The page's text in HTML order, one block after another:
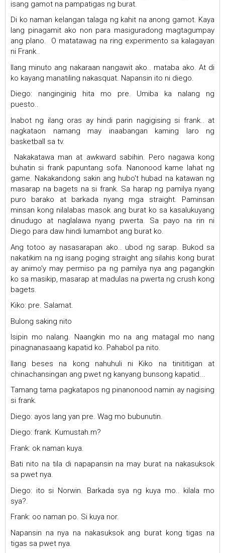
isang gamot na pampatigas ng burat.
Di ko naman kelangan talaga ng kahit na anong gamot. Kaya
lang pinagamit ako non para masiguradong magtagumpay
ang plano. O matatawag na ring experimento sa kalagayan
ni Frank..
Ilang minuto ang nakaraan nangawit ako.. mataba ako. At di
ko kayang manatiling nakasquat. Napansin ito ni diego.
Diego: nanginginig hita mo pre. Umiba ka nalang ng
puesto..
Inabot ng ilang oras ay hindi parin nagigising si frank.. at
nagkataon namang may inaabangan kaming laro ng
basketball sa tv.
Nakakatawa man at awkward sabihin. Pero nagawa kong
buhatin si frank papuntang sofa. Nanonood kame lahat ng
game. Nakakandong sakin ang hubo't hubad na katawan ng
masarap na bagets na si frank. Sa harap ng pamilya nyang
puro barako at barkada nyang mga straight. Paminsan
minsan kong nilalabas masok ang burat ko sa kasalukuyang
dinudugo at naglalawa nyang pwerta. Sa payo na rin ni
Diego para daw hindi lumambot ang burat ko.
Ang totoo ay nasasarapan ako.. ubod ng sarap. Bukod sa
nakatikim na ng isang poging straight ang silahis kong burat
ay animo'y may permiso pa ng pamilya nya ang pagangkin
ko sa masikip, masarap at madulas na pwerta ng crush kong
bagets.
Kiko: pre. Salamat.
Bulong saking nito
Isipin mo nalang. Naangkin mo na ang matagal mo nang
pinagnanasaang kapatid ko. Pahabol pa nito.
Ilang beses na kong nahuhuli ni Kiko na tinititigan at
chinachansingan ang pwet ng kanyang bunsong kapatid...
Tamang tama pagkatapos ng pinanonood namin ay nagising
si frank.
Diego: ayos lang yan pre. Wag mo bubunutin.
Diego: frank. Kumustah.m?
Frank: ok naman kuya.
Bati nito na tila di napapansin na may burat na nakasuksok
sa pwet nya.
Diego: ito si Norwin. Barkada sya ng kuya mo.. kilala mo
sya?.
Frank: oo naman po. Si kuya nor.
Napansin na nya na nakasuksok ang burat kong tigas na
tigas sa pwet nya.